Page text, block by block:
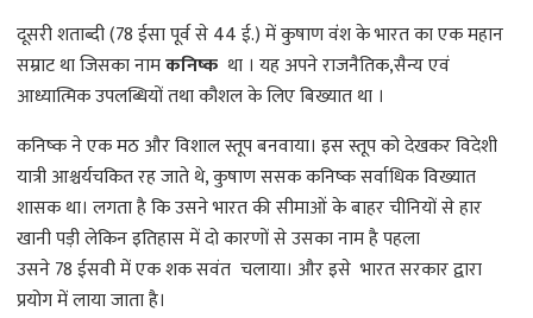
दूसरी शताब्दी (78 ईसा पूर्व से 44 ई.) में कुषाण वंंश के भारत का एक महान
सम्राट था जिसका नामकनिष्क था । यह अपने राजनैतिक,सैन्य एवं
आध्यात्मिक उपलब्धियों तथा कौशल के लिए बिख्यात था ।
कनिष्क ने एक मठ और विशाल स्तूप बनवाया। इस स्तूप को देखकर विदेशी
यात्री आश्चर्यचकित रह जाते थे, कुषाण ससक कनिष्क सर्वाधिक विख्यात
शासक था। लगता है कि उसने भारत की सीमाओं के बाहर चीनियों से हार
खानी पड़ी लेकिन इतिहास में दो कारणों से उसका नाम है पहला
उसने 78 ईसवी में एक शक सवंत चलाया। और इसे भारत सरकार द्वारा
प्रयोग में लाया जाता है।